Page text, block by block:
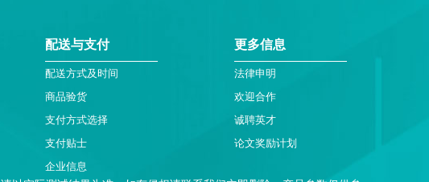
配送与支付
配送方式及时间
商品验货
支付方式选择
支付贴士
企业信息
更多信息
法律申明
欢迎合作
诚聘英才
论文奖励计划